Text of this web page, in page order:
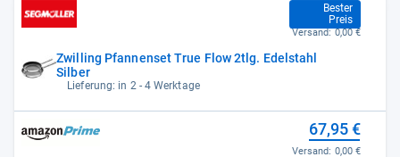
Zwilling Pfannenset True Flow 2tlg. Edelstahl
Silber
Lieferung: in 2 - 4 Werktage
Bester
Preis
67,89 €
Versand: 0,00 €
67,95 €
Versand: 0,00 €